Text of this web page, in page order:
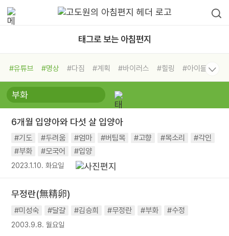
태그로 보는 아침편지
#유튜브 #명상 #다짐 #계획 #바이러스 #힐링
#아이들
#비전캠프
#독서캠프 #삶
#희망
#나눔 #친구 #링컨학교
#독서
#건강 #면역력
6개월 입양아와 다섯 살 입양아
#기도 #두려움 #엄마 #버팀목 #고향 #목소리
#각인
#부화
#모국어 #입양
2023.1.10. 화요일
무정란(無精卵)
#미성숙 #달걀 #김승희 #무정란 #부화 #수정
2003.9.8. 월요일